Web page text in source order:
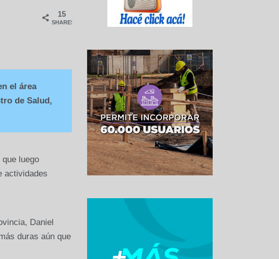
15
SHARES
el área
de Salud,
luego
actividades
Daniel
duras aún que